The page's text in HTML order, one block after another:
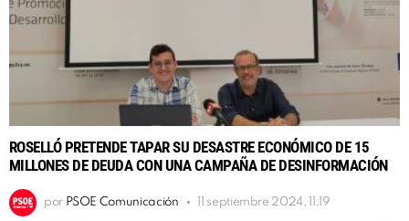
ROSELLÓ PRETENDE TAPAR SU DESASTRE ECONÓMICO DE 15
MILLONES DE DEUDA CON UNA CAMPAÑA DE DESINFORMACIÓN
por PSOE Comunicación 11 septiembre 2024, 11:19